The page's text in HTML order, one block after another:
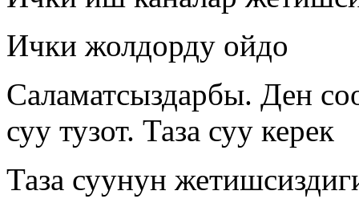
Ички жолдорду ойдо
Саламатсыздарбы. Ден
суу тузот. Таза суу керек
Таза суунун